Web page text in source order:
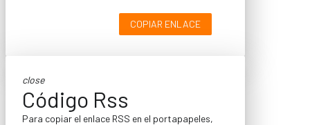
COPIAR ENLACE
close
Código Rss
Para copiar el enlace RSS en el portapapeles,